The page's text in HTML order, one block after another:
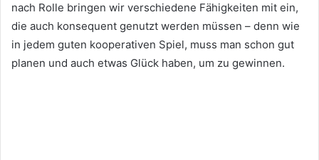
nach Rolle bringen wir verschiedene Fähigkeiten mit ein,
die auch konsequent genutzt werden müssen – denn wie
in jedem guten kooperativen Spiel, muss man schon gut
planen und auch etwas Glück haben, um zu gewinnen.